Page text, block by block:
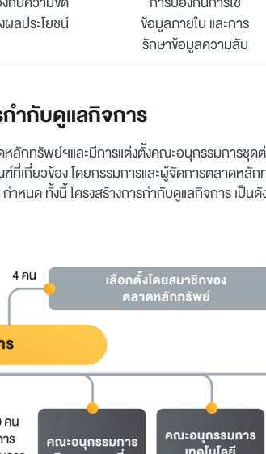
ผลประโยชน์
ข้อมูลภายใน และการ
รักษาข้อมูลความลับ
กำกับดูแลกิจการ
กทรัพย์ฯและมีการแต่งตั้งคณะอนุกรรมการชุ
กี่ยวข้อง โดยกรรมการและผู้จัดการตลาดหลั
นด ทั้งนี้ โครงสร้างการกำกับดูแลกิจการ เป็นดั